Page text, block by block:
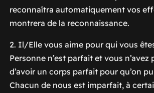
reconnaîtra automatiquement vos
montrera de la reconnaissance.
2. Il/Elle vous aime pour qui vous
Personne n’est parfait et vous n’avez
d’avoir un corps parfait pour qu’on
Chacun de nous est imparfait, à